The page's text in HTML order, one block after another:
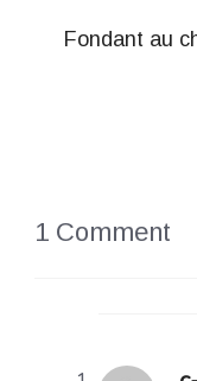
Fondant au
1 Comment